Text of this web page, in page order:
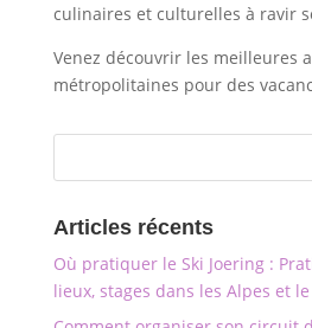
culinaires et culturelles à ravir
Venez découvrir les meilleures
métropolitaines pour des
Articles récents
Où pratiquer le Ski Joering :
lieux, stages dans les Alpes et le